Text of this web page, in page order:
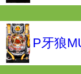
P牙狼